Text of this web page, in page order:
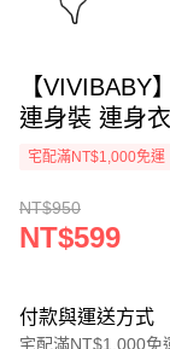
【VIVIBABY
連身裝 連身衣
宅配滿NT$1,000免運
NT$950
NT$599
付款與運送方式
宅配滿NT$1,000免